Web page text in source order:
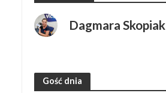
Dagmara Skopiak
Gość dnia